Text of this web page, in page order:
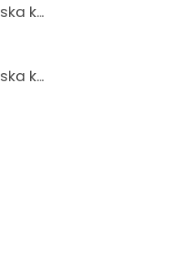
Dámska kožená kabelka TS-112-14/PUDER
produktu je 5 z 5 hviezdičiek.
Dámska kožená kabelka TS-98-141/GOLD
produktu je 5 z 5 hviezdičiek.